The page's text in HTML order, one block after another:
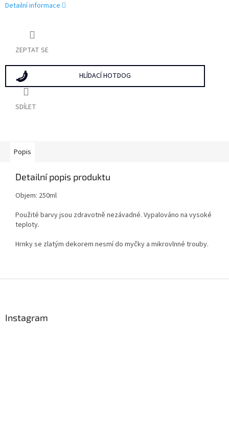
Detailní informace
ZEPTAT SE
HLÍDACÍ HOTDOG
SDÍLET
Popis
Detailní popis produktu
Objem: 250ml
Použité barvy jsou zdravotně nezávadné. Vypalováno na vysoké
teploty.
Hrnky se zlatým dekorem nesmí do myčky a mikrovlnné trouby.
Instagram